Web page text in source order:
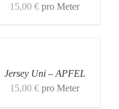
15,00 € pro Meter
Jersey Uni – APFEL
15,00 € pro Meter